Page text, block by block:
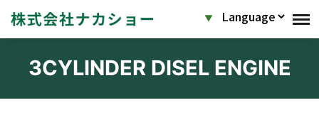
3CYLINDER DISEL ENGINE